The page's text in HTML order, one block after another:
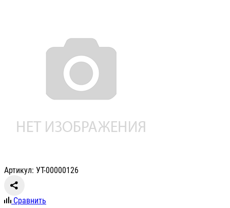
Артикул: УТ-00000126
Сравнить